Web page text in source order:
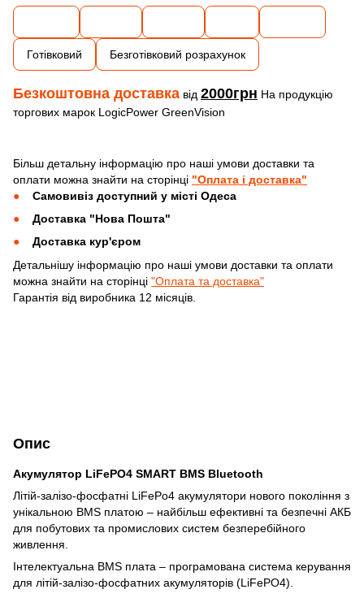
Опис
Акумулятор LiFePO4 SMART BMS Bluetooth
Літій-залізо-фосфатні LiFePo4 акумулятори нового покоління з
унікальною BMS платою – найбільш ефективні та безпечні АКБ
для побутових та промислових систем безперебійного
живлення.
Інтелектуальна BMS плата – програмована система керування
для літій-залізо-фосфатних акумуляторів (LiFePO4).
Готівковий Безготівковий розрахунок
Безкоштовна доставка від 2000грн На продукцію
торгових марок LogicPower GreenVision
Більш детальну інформацію про наші умови доставки та
оплати можна знайти на сторінці "Оплата і доставка"
Самовивіз доступний у місті Одеса
Доставка "Нова Пошта"
Доставка кур'єром
Детальнішу інформацію про наші умови доставки та оплати
можна знайти на сторінці "Оплата та доставка"
Гарантія від виробника 12 місяців.